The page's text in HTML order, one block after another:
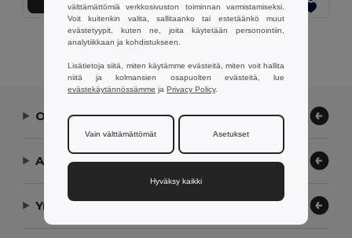
Näytetään Kaikki Tuotteet.
Ota yhteyttä
Anna meidän auttaa
Yrityksemme
välttämättömiä verkkosivuston toiminnan varmistamiseksi.
Voit kuitenkin valita, sallitaanko tai estetäänkö muut
evästetyypit, kuten ne, joita käytetään personointiin,
analytiikkaan ja kohdistukseen.
Lisätietoja siitä, miten käytämme evästeitä, miten voit hallita
niitä ja kolmansien osapuolten evästeitä, lue
evästekäytännössämme ja Privacy Policy.
Vain välttämättömät Asetukset
Hyväksy kaikki